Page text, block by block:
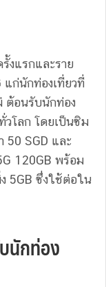
งแรกและราย
แก่นักท่องเที่ยวที่
ต้อนรับนักท่อง
วโลก โดยเป็นซิม
50 SGD และ
120GB พร้อม
5GB ซึ่งใช้ต่อใน
นักท่อง